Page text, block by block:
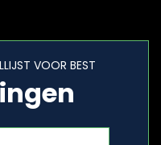
VOOR BEST